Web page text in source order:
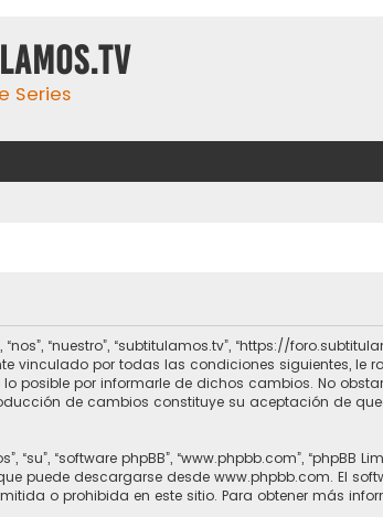
Series
“nuestro”, “subtitulamos.tv”, “https://
vinculado por todas las condiciones siguientes, le
posible por informarle de dichos cambios. No
de cambios constituye su aceptación de
“su”, “software phpBB”, “www.phpbb.com”,
puede descargarse desde www.phpbb.com. El
o prohibida en este sitio. Para obtener más